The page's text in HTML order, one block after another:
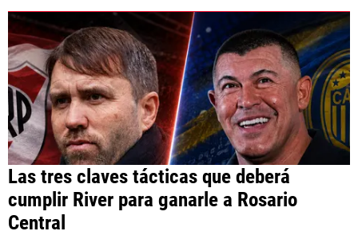
Las tres claves tácticas que deberá
cumplir River para ganarle a Rosario
Central